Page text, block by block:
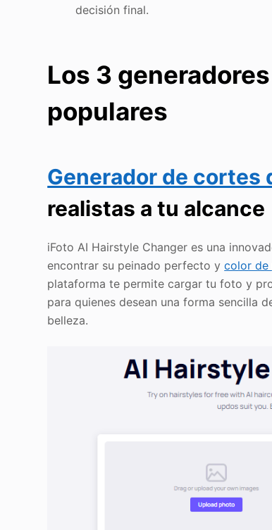
decisión final.
Los 3
populares
Generador de cortes
realistas a tu alcance
iFoto AI Hairstyle Changer es una
encontrar su peinado perfecto ycolor de
plataforma te permite cargar tu foto y
para quienes desean una forma sencilla
belleza.